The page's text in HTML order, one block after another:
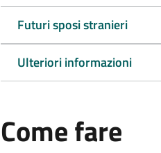
Futuri sposi stranieri
Ulteriori informazioni
Come fare